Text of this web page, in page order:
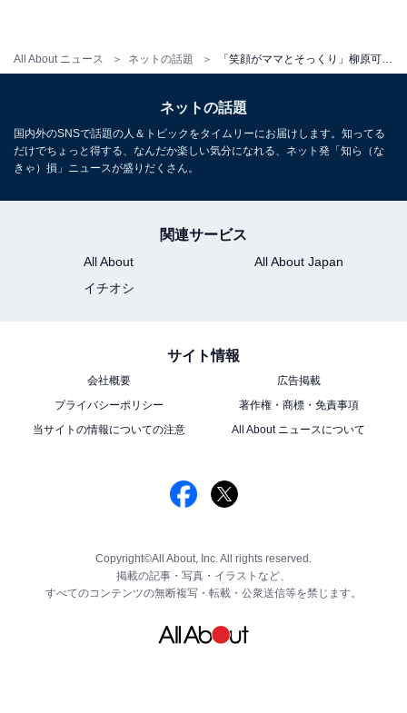
All About ニュース ネットの話題
ネットの話題
国内外のSNSで話題の人＆トピックをタイムリーにお届けします。知ってる
だけでちょっと得する、なんだか楽しい気分になれる、ネット発「知ら（な
きゃ）損」ニュースが盛りだくさん。
関連サービス
All About
All About Japan
イチオシ
サイト情報
会社概要
広告掲載
プライバシーポリシー
著作権・商標・免責事項
当サイトの情報についての注意
All About ニュースについて
Copyright©All About, Inc. All rights reserved.
掲載の記事・写真・イラストなど、
すべてのコンテンツの無断複写・転載・公衆送信等を禁じます。